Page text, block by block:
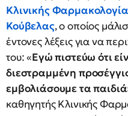
Κλινικής
Κούβελας, ο οποίος
έντονες λέξεις για να
του: «Εγώ πιστεύω ότι
διεστραμμένη
εμβολιάσουμε τα παιδιά
καθηγητής Κλινικής